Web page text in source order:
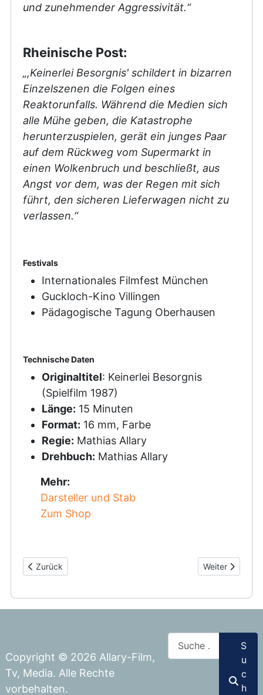
und zunehmender Aggressivität.“
Rheinische Post:
„,Keinerlei Besorgnis' schildert in bizarren
Einzelszenen die Folgen eines
Reaktorunfalls. Während die Medien sich
alle Mühe geben, die Katastrophe
herunterzuspielen, gerät ein junges Paar
auf dem Rückweg vom Supermarkt in
einen Wolkenbruch und beschließt, aus
Angst vor dem, was der Regen mit sich
führt, den sicheren Lieferwagen nicht zu
verlassen.“
Festivals
Internationales Filmfest München
Guckloch-Kino Villingen
Pädagogische Tagung Oberhausen
Technische Daten
Originaltitel: Keinerlei Besorgnis
(Spielfilm 1987)
Länge: 15 Minuten
Format: 16 mm, Farbe
Regie: Mathias Allary
Drehbuch: Mathias Allary
Mehr:
Darsteller und Stab
Zum Shop
Vorheriger Beitrag: Faschingsmus
Zurück Nächster
Weiter
Copyright © 2026 Allary-Film,
Tv, Media. Alle Rechte
vorbehalten.
Suchen
S
u
c
h